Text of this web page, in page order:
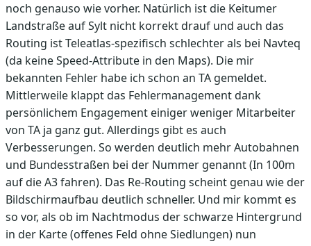
noch genauso wie vorher. Natürlich ist die Keitumer
Landstraße auf Sylt nicht korrekt drauf und auch das
Routing ist Teleatlas-spezifisch schlechter als bei Navteq
(da keine Speed-Attribute in den Maps). Die mir
bekannten Fehler habe ich schon an TA gemeldet.
Mittlerweile klappt das Fehlermanagement dank
persönlichem Engagement einiger weniger Mitarbeiter
von TA ja ganz gut. Allerdings gibt es auch
Verbesserungen. So werden deutlich mehr Autobahnen
und Bundesstraßen bei der Nummer genannt (In 100m
auf die A3 fahren). Das Re-Routing scheint genau wie der
Bildschirmaufbau deutlich schneller. Und mir kommt es
so vor, als ob im Nachtmodus der schwarze Hintergrund
in der Karte (offenes Feld ohne Siedlungen) nun